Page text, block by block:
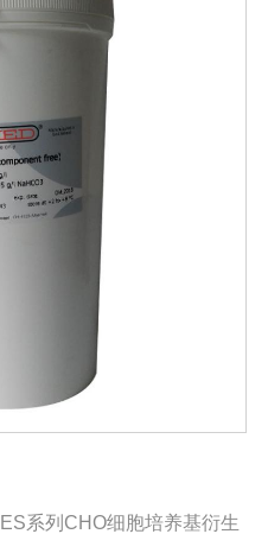
。3、发酵周期短15-20天即
过程高温(60℃-70℃)持久
杂草种子。5、堆肥总养分
量增高明显。【用法用
料。使用时先将发酵剂与稻
均匀, 后掺入发酵物中, 混
1米之间, 冬季0. 8-1. 6米之
部温度升到25℃时, 将覆盖
温度升到55C)以上 时开始
以上时需进行翘堆, 15-
系列CHO细胞培养基衍生